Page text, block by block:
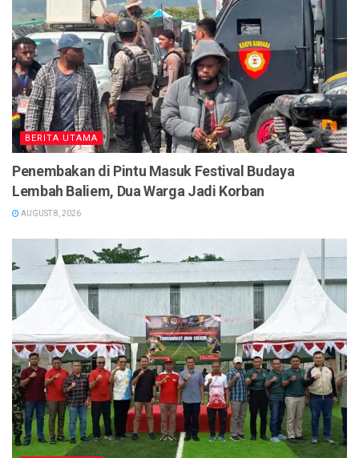
BERITA UTAMA
Penembakan di Pintu Masuk Festival Budaya
Lembah Baliem, Dua Warga Jadi Korban
AUGUST 8, 2026